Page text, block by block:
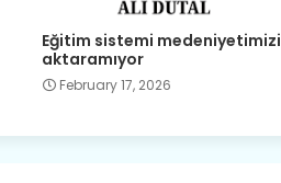
Eğitim sistemi medeniyetimizi
aktaramıyor
February 17, 2026